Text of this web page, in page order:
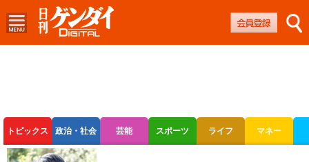
トピックス 政治・社会 芸能 スポーツ ライフ マネー
ボートレース 競輪